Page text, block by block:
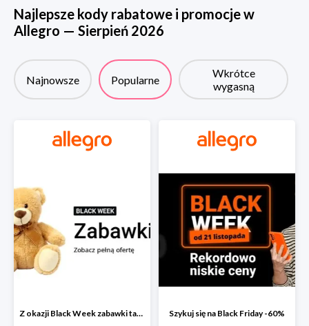
Najlepsze kody rabatowe i promocje w
Allegro — Sierpień 2026
Najnowsze Popularne
Wkrótce
wygasną
Z okazji Black Week zabawki taniej na allegro.pl Szykuj się na Black Friday -60%